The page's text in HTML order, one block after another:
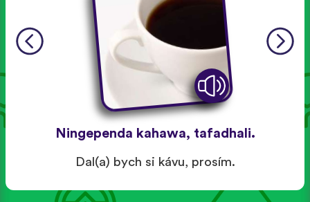
Ningependa kahawa, tafadhali.
Dal(a) bych si kávu, prosím.